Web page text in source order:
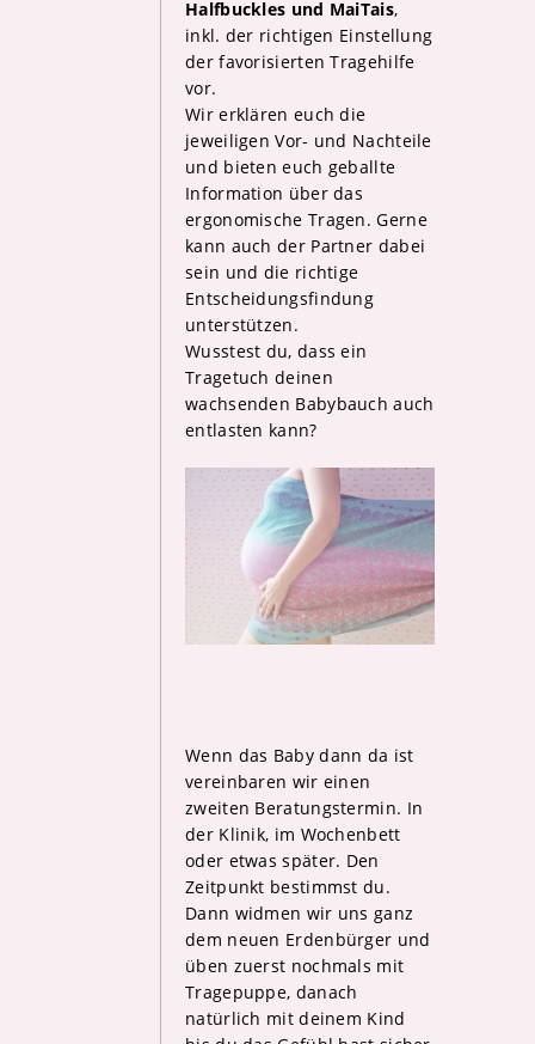
Halfbuckles und MaiTais,
inkl. der richtigen Einstellung
der favorisierten Tragehilfe
vor.
Wir erklären euch die
jeweiligen Vor- und Nachteile
und bieten euch geballte
Information über das
ergonomische Tragen. Gerne
kann auch der Partner dabei
sein und die richtige
Entscheidungsfindung
unterstützen.
Wusstest du, dass ein
Tragetuch deinen
wachsenden Babybauch auch
entlasten kann?
Wenn das Baby dann da ist
vereinbaren wir einen
zweiten Beratungstermin. In
der Klinik, im Wochenbett
oder etwas später. Den
Zeitpunkt bestimmst du.
Dann widmen wir uns ganz
dem neuen Erdenbürger und
üben zuerst nochmals mit
Tragepuppe, danach
natürlich mit deinem Kind